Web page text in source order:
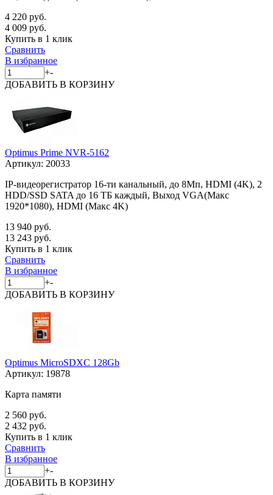
4 220 руб.
4 009 руб.
Купить в 1 клик
Сравнить
В избранное
+-
ДОБАВИТЬ В КОРЗИНУ
Optimus Prime NVR-5162
Артикул: 20033
IP-видеорегистратор 16-ти канальный, до 8Мп, HDMI (4K), 2
HDD/SSD SATA до 16 ТБ каждый, Выход VGA(Макс
1920*1080), HDMI (Макс 4K)
13 940 руб.
13 243 руб.
Купить в 1 клик
Сравнить
В избранное
+-
ДОБАВИТЬ В КОРЗИНУ
Optimus MicroSDXC 128Gb
Артикул: 19878
Карта памяти
2 560 руб.
2 432 руб.
Купить в 1 клик
Сравнить
В избранное
+-
ДОБАВИТЬ В КОРЗИНУ